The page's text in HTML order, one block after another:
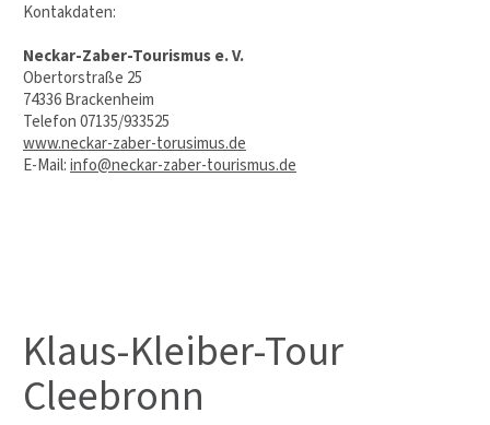
Kontakdaten:
Neckar-Zaber-Tourismus e. V.
Obertorstraße 25
74336 Brackenheim
Telefon 07135/933525
www.neckar-zaber-torusimus.de
E-Mail: info@neckar-zaber-tourismus.de
Klaus-Kleiber-Tour
Cleebronn